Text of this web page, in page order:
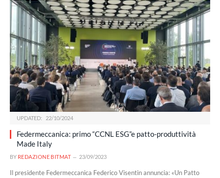
UPDATED: 22/10/2024
Federmeccanica: primo “CCNL ESG”e patto-produttività
Made Italy
BY REDAZIONE BITMAT 23/09/2023
Il presidente Federmeccanica Federico Visentin annuncia: «Un Patto